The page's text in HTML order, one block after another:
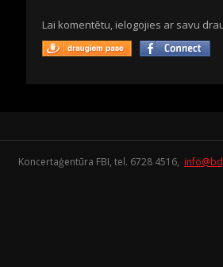
Lai komentētu, ielogojies ar savu
Koncertaģentūra FBI, tel. 6728 4516,